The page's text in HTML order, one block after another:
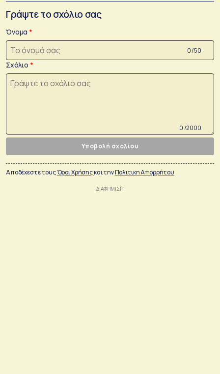
Γράψτε το σχόλιο σας
Όνομα
0 /50
Σχόλιο
0 /2000
Υποβολή σχολίου
Αποδέχεστε τουςΌροι Χρήσηςκαι τηνΠολιτικη Απορρήτου